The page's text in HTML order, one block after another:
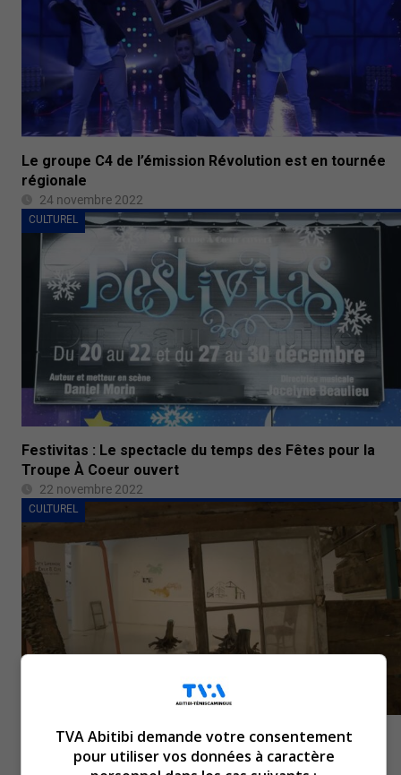
Le groupe C4 de l’émission Révolution est en tournée
régionale
24 novembre 2022
CULTUREL
Festivitas : Le spectacle du temps des Fêtes pour la
Troupe À Coeur ouvert
22 novembre 2022
CULTUREL
Dernière chance pour visiter trois expositions à Ville-
TVA Abitibi demande votre consentement
pour utiliser vos données à caractère